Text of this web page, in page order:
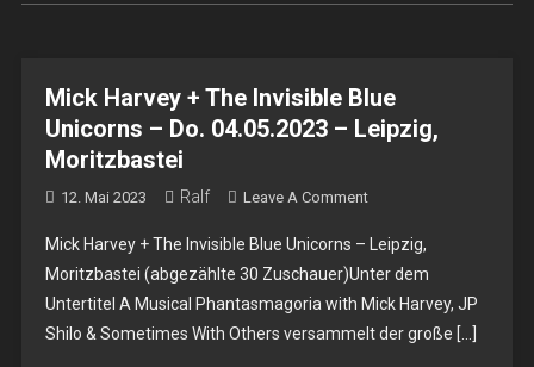
Mick Harvey + The Invisible Blue
Unicorns – Do. 04.05.2023 – Leipzig,
Moritzbastei
12. Mai 2023 Ralf Leave A CommentOn
Harvey
+
The
Invisible
Mick Harvey + The Invisible Blue Unicorns – Leipzig,
Moritzbastei (abgezählte 30 Zuschauer)Unter dem
Untertitel A Musical Phantasmagoria with Mick Harvey, JP
Shilo & Sometimes With Others versammelt der große […]